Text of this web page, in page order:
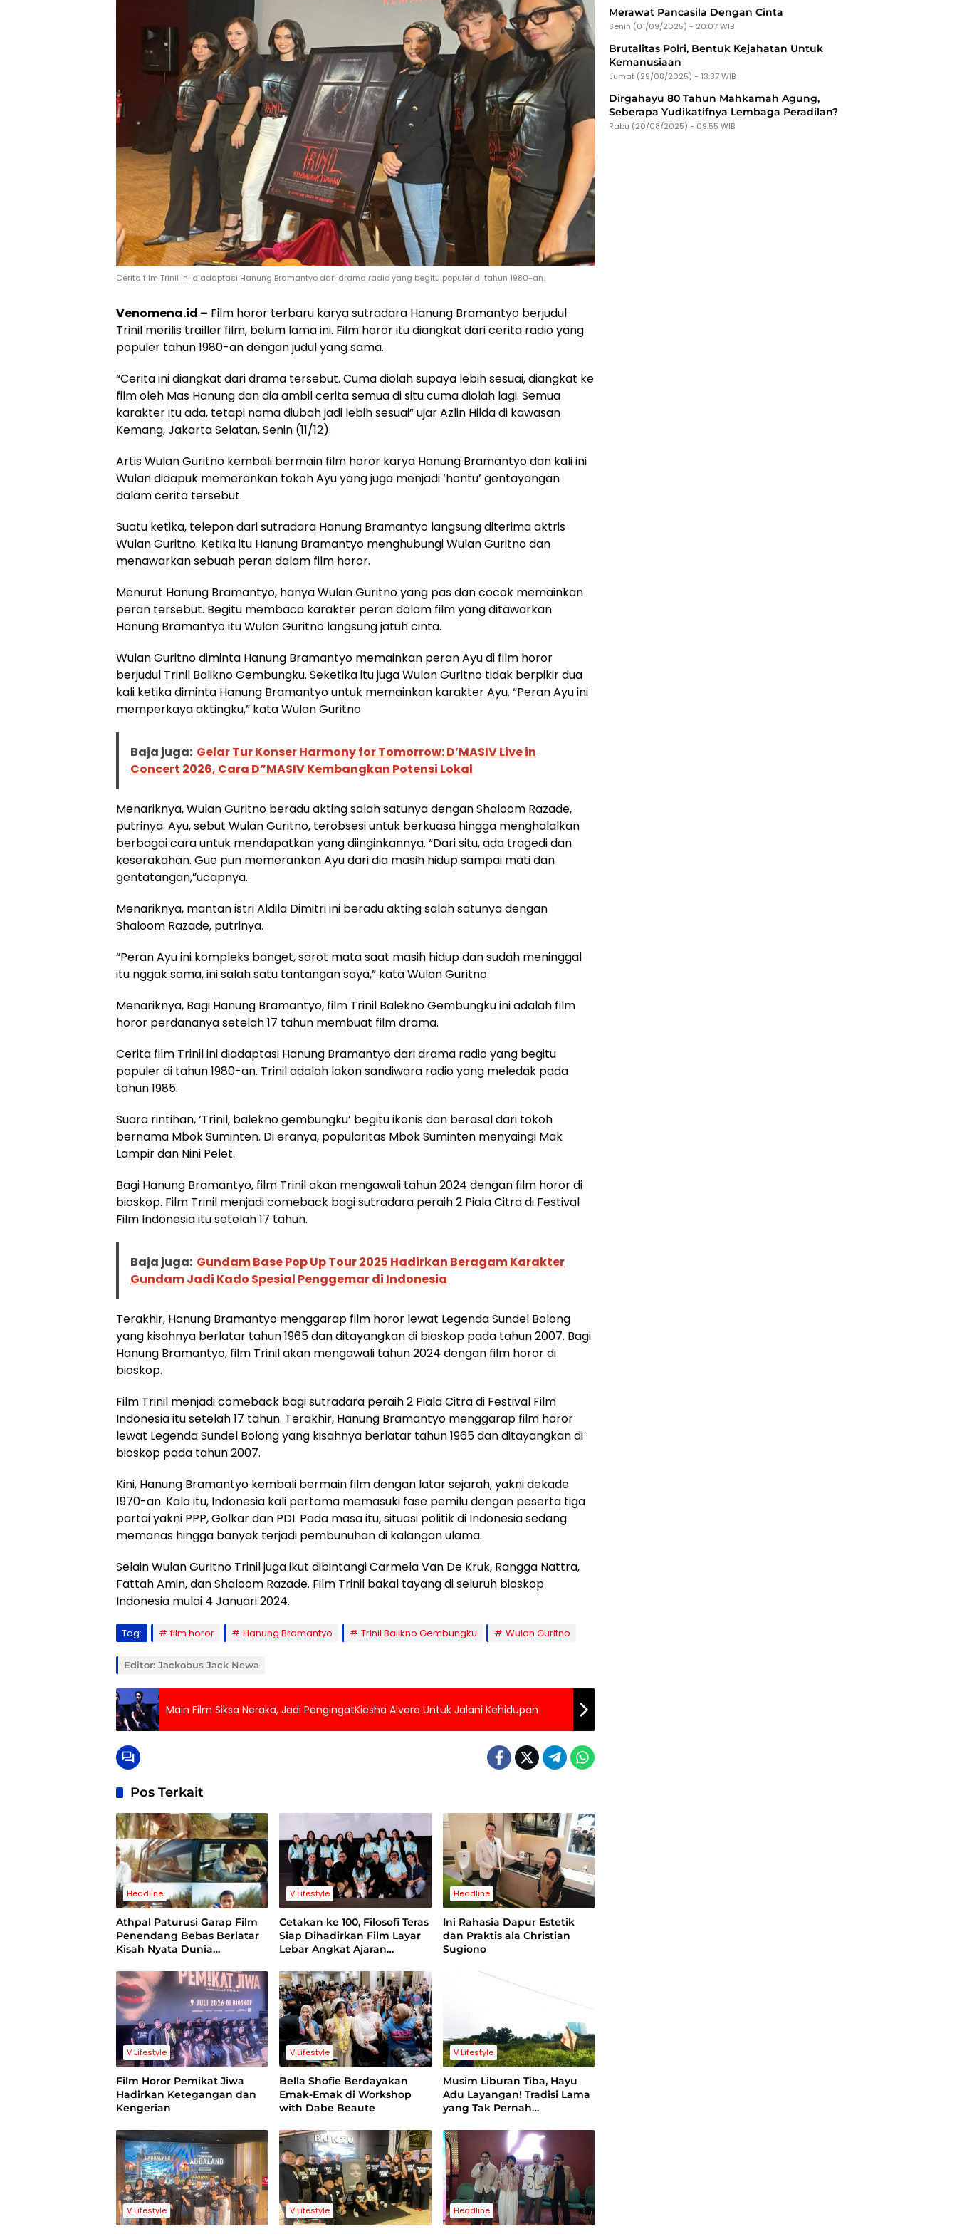
Cerita film Trinil ini diadaptasi Hanung Bramantyo dari drama radio yang begitu populer di tahun 1980-an.
Venomena.id – Film horor terbaru karya sutradara Hanung Bramantyo berjudul
Trinil merilis trailler film, belum lama ini. Film horor itu diangkat dari cerita radio yang
populer tahun 1980-an dengan judul yang sama.
“Cerita ini diangkat dari drama tersebut. Cuma diolah supaya lebih sesuai, diangkat ke
film oleh Mas Hanung dan dia ambil cerita semua di situ cuma diolah lagi. Semua
karakter itu ada, tetapi nama diubah jadi lebih sesuai” ujar Azlin Hilda di kawasan
Kemang, Jakarta Selatan, Senin (11/12).
Artis Wulan Guritno kembali bermain film horor karya Hanung Bramantyo dan kali ini
Wulan didapuk memerankan tokoh Ayu yang juga menjadi ‘hantu’ gentayangan
dalam cerita tersebut.
Suatu ketika, telepon dari sutradara Hanung Bramantyo langsung diterima aktris
Wulan Guritno. Ketika itu Hanung Bramantyo menghubungi Wulan Guritno dan
menawarkan sebuah peran dalam film horor.
Menurut Hanung Bramantyo, hanya Wulan Guritno yang pas dan cocok memainkan
peran tersebut. Begitu membaca karakter peran dalam film yang ditawarkan
Hanung Bramantyo itu Wulan Guritno langsung jatuh cinta.
Wulan Guritno diminta Hanung Bramantyo memainkan peran Ayu di film horor
berjudul Trinil Balikno Gembungku. Seketika itu juga Wulan Guritno tidak berpikir dua
kali ketika diminta Hanung Bramantyo untuk memainkan karakter Ayu. “Peran Ayu ini
memperkaya aktingku,” kata Wulan Guritno
Baja juga: Gelar Tur Konser Harmony for Tomorrow: D’MASIV Live in
Concert 2026, Cara D”MASIV Kembangkan Potensi Lokal
Menariknya, Wulan Guritno beradu akting salah satunya dengan Shaloom Razade,
putrinya. Ayu, sebut Wulan Guritno, terobsesi untuk berkuasa hingga menghalalkan
berbagai cara untuk mendapatkan yang diinginkannya. “Dari situ, ada tragedi dan
keserakahan. Gue pun memerankan Ayu dari dia masih hidup sampai mati dan
gentatangan,”ucapnya.
Menariknya, mantan istri Aldila Dimitri ini beradu akting salah satunya dengan
Shaloom Razade, putrinya.
“Peran Ayu ini kompleks banget, sorot mata saat masih hidup dan sudah meninggal
itu nggak sama, ini salah satu tantangan saya,” kata Wulan Guritno.
Menariknya, Bagi Hanung Bramantyo, film Trinil Balekno Gembungku ini adalah film
horor perdananya setelah 17 tahun membuat film drama.
Cerita film Trinil ini diadaptasi Hanung Bramantyo dari drama radio yang begitu
populer di tahun 1980-an. Trinil adalah lakon sandiwara radio yang meledak pada
tahun 1985.
Suara rintihan, ‘Trinil, balekno gembungku’ begitu ikonis dan berasal dari tokoh
bernama Mbok Suminten. Di eranya, popularitas Mbok Suminten menyaingi Mak
Lampir dan Nini Pelet.
Bagi Hanung Bramantyo, film Trinil akan mengawali tahun 2024 dengan film horor di
bioskop. Film Trinil menjadi comeback bagi sutradara peraih 2 Piala Citra di Festival
Film Indonesia itu setelah 17 tahun.
Baja juga: Gundam Base Pop Up Tour 2025 Hadirkan Beragam Karakter
Gundam Jadi Kado Spesial Penggemar di Indonesia
Terakhir, Hanung Bramantyo menggarap film horor lewat Legenda Sundel Bolong
yang kisahnya berlatar tahun 1965 dan ditayangkan di bioskop pada tahun 2007. Bagi
Hanung Bramantyo, film Trinil akan mengawali tahun 2024 dengan film horor di
bioskop.
Film Trinil menjadi comeback bagi sutradara peraih 2 Piala Citra di Festival Film
Indonesia itu setelah 17 tahun. Terakhir, Hanung Bramantyo menggarap film horor
lewat Legenda Sundel Bolong yang kisahnya berlatar tahun 1965 dan ditayangkan di
bioskop pada tahun 2007.
Kini, Hanung Bramantyo kembali bermain film dengan latar sejarah, yakni dekade
1970-an. Kala itu, Indonesia kali pertama memasuki fase pemilu dengan peserta tiga
partai yakni PPP, Golkar dan PDI. Pada masa itu, situasi politik di Indonesia sedang
memanas hingga banyak terjadi pembunuhan di kalangan ulama.
Selain Wulan Guritno Trinil juga ikut dibintangi Carmela Van De Kruk, Rangga Nattra,
Fattah Amin, dan Shaloom Razade. Film Trinil bakal tayang di seluruh bioskop
Indonesia mulai 4 Januari 2024.
Tag: film horor Hanung Bramantyo Trinil Balikno Gembungku Wulan Guritno
Editor: Jackobus Jack Newa
Main Film Siksa Neraka, Jadi PengingatKiesha Alvaro Untuk Jalani Kehidupan
Pos Terkait
Headline
Athpal Paturusi Garap Film
Penendang Bebas Berlatar
Kisah Nyata Dunia
V Lifestyle
Cetakan ke 100, Filosofi Teras
Siap Dihadirkan Film Layar
Lebar Angkat Ajaran
Headline
Ini Rahasia Dapur Estetik
dan Praktis ala Christian
Sugiono
V Lifestyle
Film Horor Pemikat Jiwa
Hadirkan Ketegangan dan
Kengerian
V Lifestyle
Bella Shofie Berdayakan
Emak-Emak di Workshop
with Dabe Beaute
V Lifestyle
Musim Liburan Tiba, Hayu
Adu Layangan! Tradisi Lama
yang Tak Pernah
V Lifestyle V Lifestyle Headline
Merawat Pancasila Dengan Cinta
Senin (01/09/2025) - 20:07 WIB
Brutalitas Polri, Bentuk Kejahatan Untuk
Kemanusiaan
Jumat (29/08/2025) - 13:37 WIB
Dirgahayu 80 Tahun Mahkamah Agung,
Seberapa Yudikatifnya Lembaga Peradilan?
Rabu (20/08/2025) - 09:55 WIB